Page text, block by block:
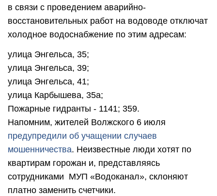
в связи с проведением аварийно-
восстановительных работ на водоводе отключат
холодное водоснабжение по этим адресам:
улица Энгельса, 35;
улица Энгельса, 39;
улица Энгельса, 41;
улица Карбышева, 35а;
Пожарные гидранты - 1141; 359.
Напомним, жителей Волжского 6 июля
предупредили об учащении случаев
мошенничества. Неизвестные люди хотят по
квартирам горожан и, представляясь
сотрудниками МУП «Водоканал», склоняют
платно заменить счетчики.